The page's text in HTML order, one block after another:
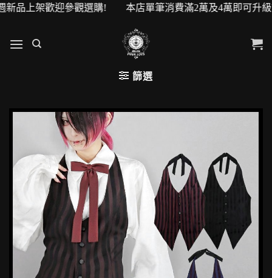
選購! 本店單筆消費滿2萬及4萬即可升級VIP會員! 若您
篩選